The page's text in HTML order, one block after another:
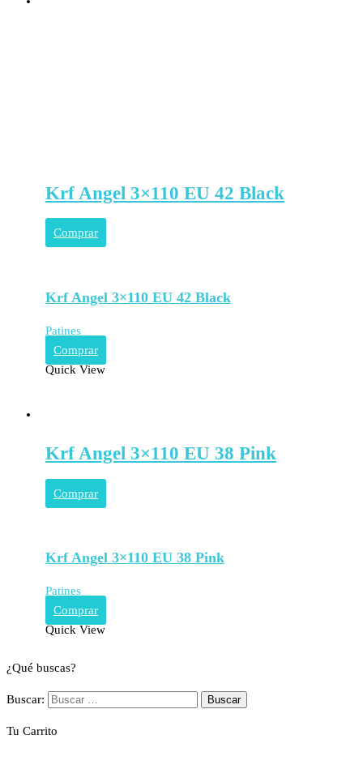
Krf Angel 3×110 EU 42 Black
Comprar
Krf Angel 3×110 EU 42 Black
Patines
Comprar
Quick View
Krf Angel 3×110 EU 38 Pink
Comprar
Krf Angel 3×110 EU 38 Pink
Patines
Comprar
Quick View
¿Qué buscas?
Buscar:
Tu Carrito